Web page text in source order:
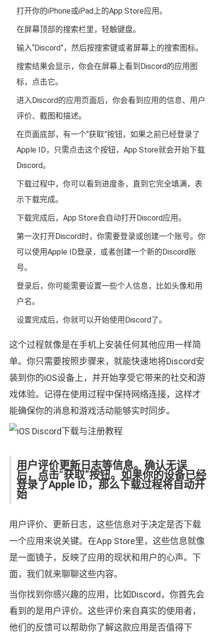
打开你的iPhone或iPad上的App Store应用。
在屏幕顶部的搜索栏里，轻触键盘。
输入“Discord”，然后按搜索键或者屏幕上的搜索图标。
搜索结果会显示，你会在屏幕上看到Discord的应用图
标，点击它。
进入Discord的应用页面后，你会看到应用的信息、用户
评价、截图和描述。
在页面底部，有一个“获取”按钮，如果之前已经登录了
Apple ID，只需点击这个按钮，App Store就会开始下载
Discord。
下载过程中，你可以看到进度条，直到它完全填满，表
示下载完成。
下载完成后，App Store会自动打开Discord应用。
第一次打开Discord时，你需要登录或创建一个账号。你
可以使用Apple ID登录，或者创建一个新的Discord账
号。
登录后，你可能需要设置一些个人信息，比如头像和用
户名。
设置完成后，你就可以开始使用Discord了。
这个过程就像是在手机上安装任何其他应用一样简
单。你只需要按照步骤来，就能快速地将Discord安
装到你的iOS设备上，并开始享受它带来的社交和游
戏体验。记得在使用过程中保持网络连接，这样才
能确保你的消息和游戏活动能够实时同步。
用户评价更新日志等信息。确认无误
后，点击“获取”按钮。如果你的设备已经
登录了Apple ID，那么下载过程将自动开
始
用户评价、更新日志，这些信息对于决定是否下载
一个应用来说关键。在App Store里，这些信息就像
是一面镜子，反映了应用的现状和用户的心声。下
面，我们就来聊聊这些内容。
当你找到你感兴趣的应用，比如Discord，你首先会
看到的是用户评价。这些评价来自真实的使用者，
他们的反馈可以帮助你了解这款应用是否值得下